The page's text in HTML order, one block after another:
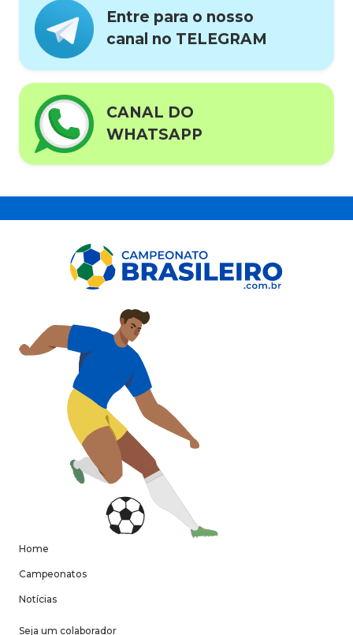
Entre para o nosso
canal no TELEGRAM
CANAL DO
WHATSAPP
Home
Campeonatos
Notícias
Seja um colaborador